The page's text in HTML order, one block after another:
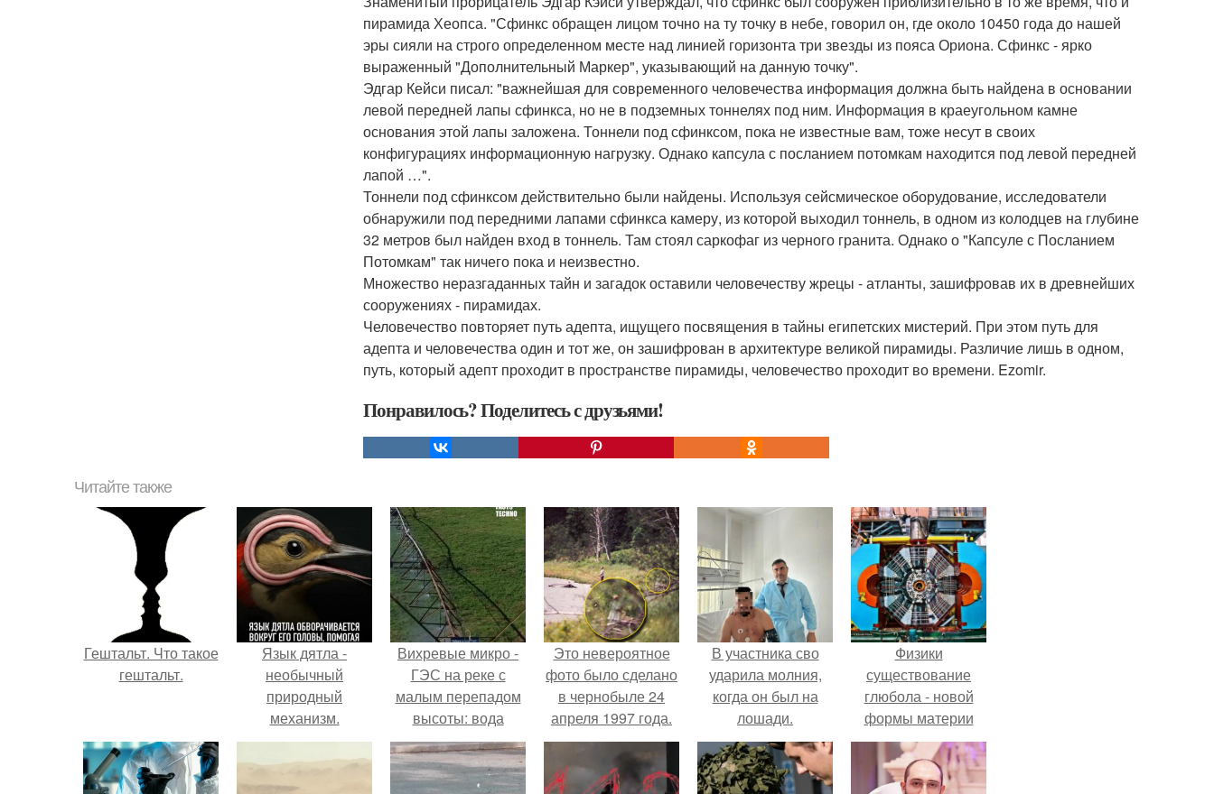
пирамида Хеопса. "Сфинкс обращен лицом точно на ту точку в небе, говорил он, где около 10450 года до нашей
эры сияли на строго определенном месте над линией горизонта три звезды из пояса Ориона. Сфинкс - ярко
выраженный "Дополнительный Маркер", указывающий на данную точку".
Эдгар Кейси писал: "важнейшая для современного человечества информация должна быть найдена в основании
левой передней лапы сфинкса, но не в подземных тоннелях под ним. Информация в краеугольном камне
основания этой лапы заложена. Тоннели под сфинксом, пока не известные вам, тоже несут в своих
конфигурациях информационную нагрузку. Однако капсула с посланием потомкам находится под левой передней
лапой …".
Тоннели под сфинксом действительно были найдены. Используя сейсмическое оборудование, исследователи
обнаружили под передними лапами сфинкса камеру, из которой выходил тоннель, в одном из колодцев на глубине
32 метров был найден вход в тоннель. Там стоял саркофаг из черного гранита. Однако о "Капсуле с Посланием
Потомкам" так ничего пока и неизвестно.
Множество неразгаданных тайн и загадок оставили человечеству жрецы - атланты, зашифровав их в древнейших
сооружениях - пирамидах.
Человечество повторяет путь адепта, ищущего посвящения в тайны египетских мистерий. При этом путь для
адепта и человечества один и тот же, он зашифрован в архитектуре великой пирамиды. Различие лишь в одном,
путь, который адепт проходит в пространстве пирамиды, человечество проходит во времени. Ezomir.
Понравилось? Поделитесь с друзьями!
Читайте также
Гештальт. Что такое
гештальт.
Язык дятла -
необычный
природный
механизм.
Вихревые микро -
ГЭС на реке с
малым перепадом
высоты: вода
закручивается в
бетонной камере и
вращает
Это невероятное
фото было сделано
в чернобыле 24
апреля 1997 года.
В участника сво
ударила молния,
когда он был на
лошади.
Физики
существование
глюбола - новой
формы материи
подтвердили.